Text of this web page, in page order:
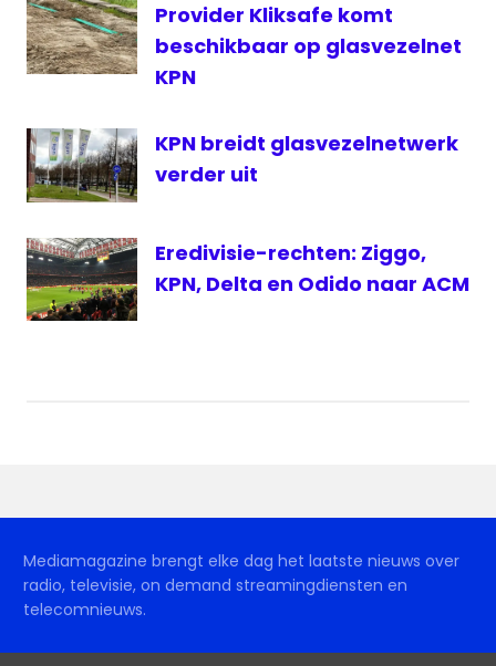
Provider Kliksafe komt
beschikbaar op glasvezelnet
KPN
KPN breidt glasvezelnetwerk
verder uit
Eredivisie-rechten: Ziggo,
KPN, Delta en Odido naar ACM
Mediamagazine brengt elke dag het laatste nieuws over
radio, televisie, on demand streamingdiensten en
telecomnieuws.